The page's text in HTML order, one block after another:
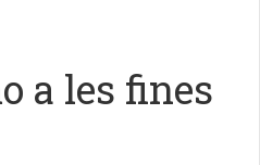
a les fines